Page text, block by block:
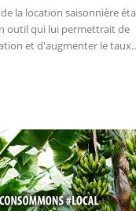
la location saisonnière
outil qui lui permettrait de
et d'augmenter le